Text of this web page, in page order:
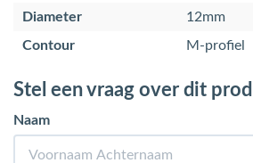
Diameter
12mm
Contour
M-profiel
Stel een vraag over dit
Naam